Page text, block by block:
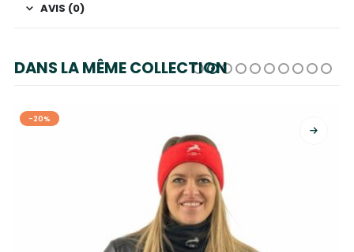
AVIS (0)
DANS LA MÊME COLLECTION
-20%